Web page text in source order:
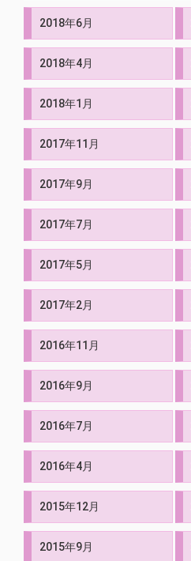
2018年6月
2018年4月
2018年1月
2017年11月
2017年9月
2017年7月
2017年5月
2017年2月
2016年11月
2016年9月
2016年7月
2016年4月
2015年12月
2015年9月